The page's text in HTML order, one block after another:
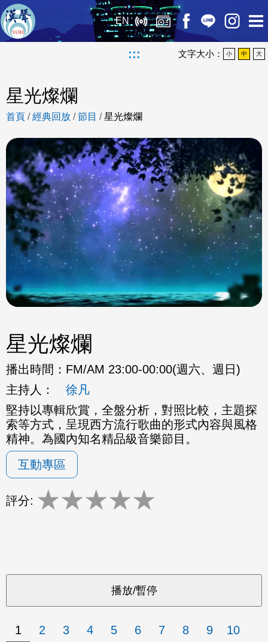
EN
::: 文字大小： 小 中 大
星光燦爛
首頁 /經典回放 /節目 /星光燦爛
星光燦爛
播出時間： FM/AM 23:00-00:00(週六、週日)
主持人：
徐凡
堅持以專輯欣賞，全盤分析，對照比較，主題探
索等方式，呈現西方流行歌曲的形式內容與風格
精神。為國內知名精品級音樂節目。
互動專區
評分: ★★★★★
1 2 3 4 5 6 7 8 9
10